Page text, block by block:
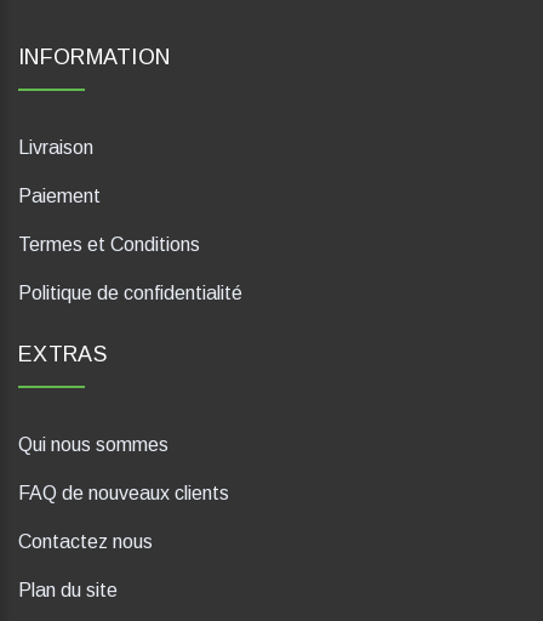
INFORMATION
Livraison
Paiement
Termes et Conditions
Politique de confidentialité
EXTRAS
Qui nous sommes
FAQ de nouveaux clients
Contactez nous
Plan du site